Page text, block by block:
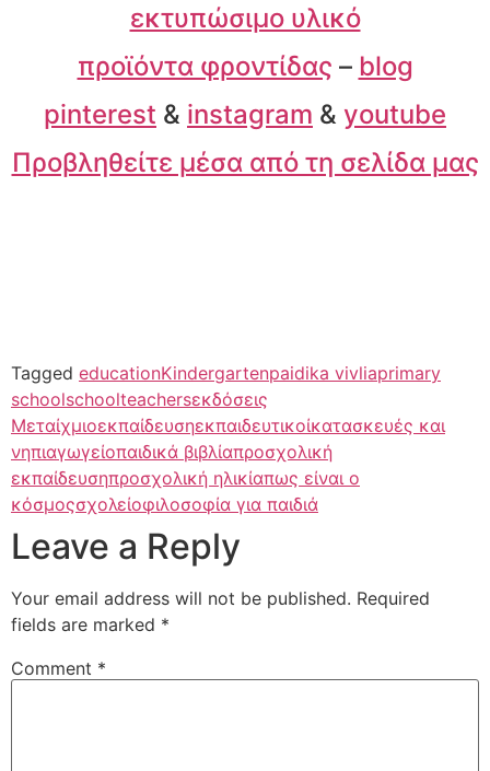
εκτυπώσιμο υλικό
προϊόντα φροντίδας – blog
pinterest & instagram & youtube
Προβληθείτε μέσα από τη σελίδα μας
Tagged educationKindergartenpaidika vivliaprimary
schoolschoolteachersεκδόσεις
Μεταίχμιοεκπαίδευσηεκπαιδευτικοίκατασκευές και
νηπιαγωγείοπαιδικά βιβλίαπροσχολική
εκπαίδευσηπροσχολική ηλικίαπως είναι ο
κόσμοςσχολείοφιλοσοφία για παιδιά
Leave a Reply
Your email address will not be published. Required
fields are marked *
Comment *